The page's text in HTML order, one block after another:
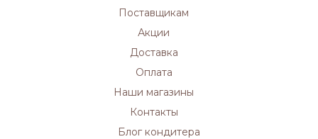
Поставщикам
Акции
Доставка
Оплата
Наши магазины
Контакты
Блог кондитера